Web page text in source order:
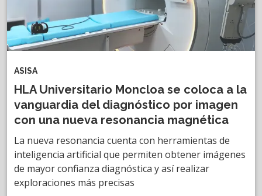
ASISA
HLA Universitario Moncloa se coloca a la
vanguardia del diagnóstico por imagen
con una nueva resonancia magnética
La nueva resonancia cuenta con herramientas de
inteligencia artificial que permiten obtener imágenes
de mayor confianza diagnóstica y así realizar
exploraciones más precisas